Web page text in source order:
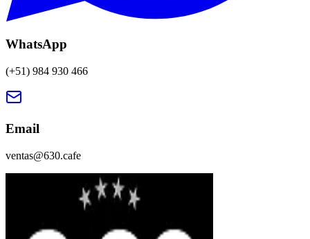
WhatsApp
(+51) 984 930 466
Email
ventas@630.cafe